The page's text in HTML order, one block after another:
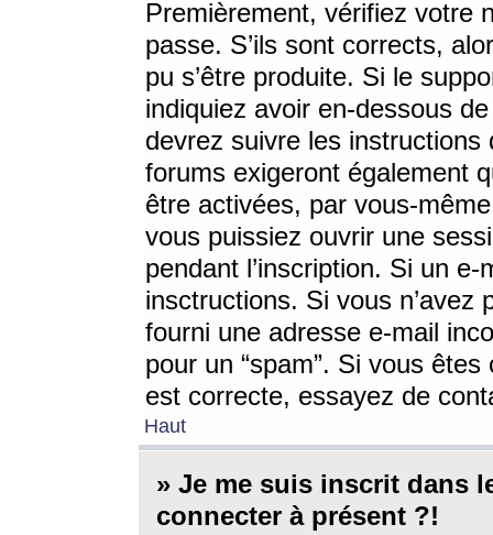
Premièrement, vérifiez votre
passe. S’ils sont corrects,
pu s’être produite. Si le
indiquiez avoir en-dessous
devrez suivre les
forums exigeront également
être activées, par vous-
vous puissiez ouvrir une
pendant l’inscription. Si un
insctructions. Si vous n’avez
fourni une adresse e-mail
pour un “spam”. Si vous
est correcte, essayez de
Haut
» Je me suis inscrit dans
connecter à présent ?!